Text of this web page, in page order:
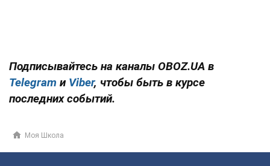
Подписывайтесь на каналы OBOZ.UA в
Telegram и Viber, чтобы быть в курсе
последних событий.
Моя Школа